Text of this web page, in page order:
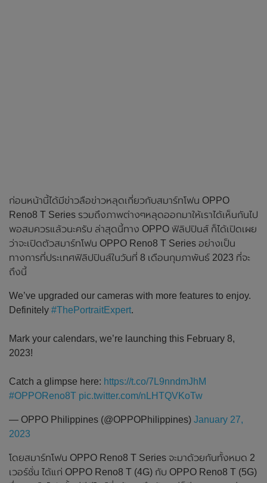
ก่อนหน้านี้ได้มีข่าวลือข่าวหลุดเกี่ยวกับสมาร์ทโฟน OPPO
Reno8 T Series รวมถึงภาพต่างๆหลุดออกมาให้เราได้เห็นกันไป
พอสมควรแล้วนะครับ ล่าสุดนี้ทาง OPPO ฟิลิปปินส์ ก็ได้เปิดเผย
ว่าจะเปิดตัวสมาร์ทโฟน OPPO Reno8 T Series อย่างเป็น
ทางการที่ประเทศฟิลิปปินส์ในวันที่ 8 เดือนกุมภาพันธ์ 2023 ที่จะ
ถึงนี้
We’ve upgraded our cameras with more features to enjoy.
Definitely #ThePortraitExpert.
Mark your calendars, we’re launching this February 8,
2023!
Catch a glimpse here: https://t.co/7L9nndmJhM
#OPPOReno8T pic.twitter.com/nLHTQVKoTw
— OPPO Philippines (@OPPOPhilippines) January 27,
2023
โดยสมาร์ทโฟน OPPO Reno8 T Series จะมาด้วยกันทั้งหมด 2
เวอร์ชั่น ได้แก่ OPPO Reno8 T (4G) กับ OPPO Reno8 T (5G)